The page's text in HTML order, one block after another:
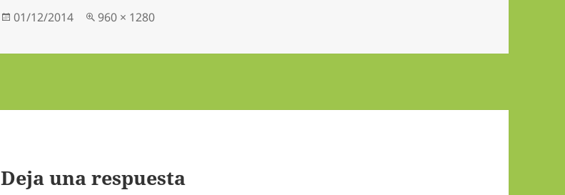
Publicado
01/12/2014
Tamaño
960 × 1280
Deja una respuesta